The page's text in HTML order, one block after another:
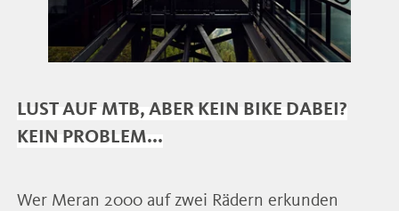
LUST AUF MTB, ABER KEIN BIKE DABEI?
KEIN PROBLEM...
Wer Meran 2000 auf zwei Rädern erkunden